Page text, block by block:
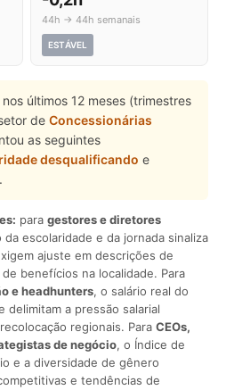
44h → 44h semanais
ESTÁVEL
últimos 12 meses (trimestres
de Concessionárias
as seguintes
desqualificando e
.
para gestores e diretores
da escolaridade e da jornada sinaliza
ajuste em descrições de
benefícios na localidade. Para
e headhunters, o salário real do
delimitam a pressão salarial
regionais. Para CEOs,
de negócio, o Índice de
e a diversidade de gênero
e tendências de